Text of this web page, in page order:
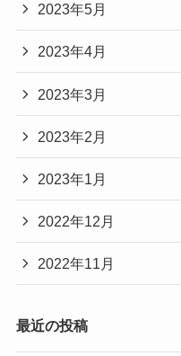
2023年5月
2023年4月
2023年3月
2023年2月
2023年1月
2022年12月
2022年11月
最近の投稿